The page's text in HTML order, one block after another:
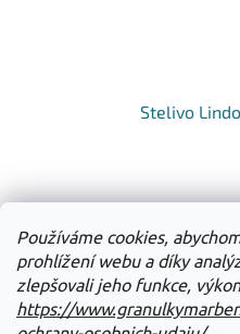
Používáme cookies,
prohlížení webu a díky
zlepšovali jeho funkce,
https://
Stelivo
122 Kč
14